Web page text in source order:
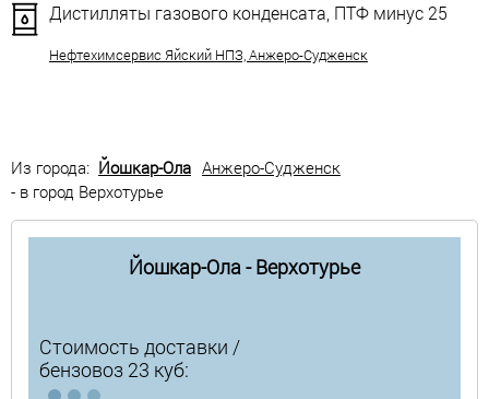
Дистилляты газового конденсата, ПТФ минус 25
Нефтехимсервис Яйский НПЗ, Анжеро-Судженск
Из города: Йошкар-Ола Анжеро-Судженск
- в город Верхотурье
Йошкар-Ола - Верхотурье
Стоимость доставки /
бензовоз 23 куб: